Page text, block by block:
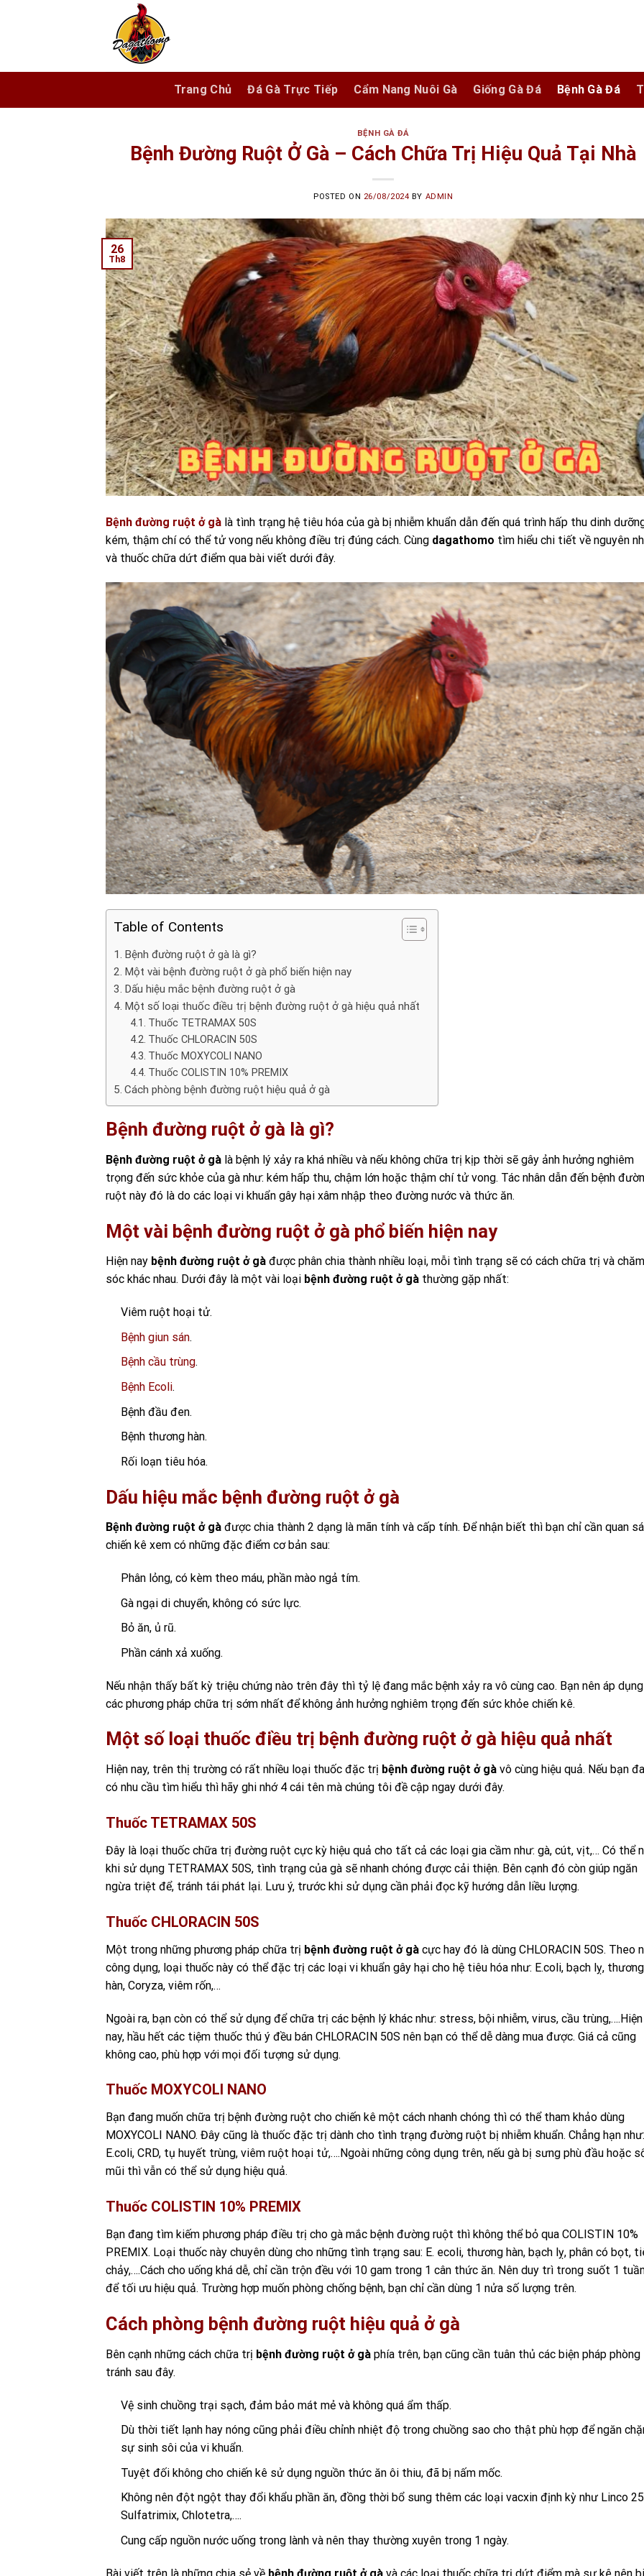
Trang Chủ Đá Gà Trực Tiếp Cẩm Nang Nuôi Gà Giống Gà Đá Bệnh Gà Đá
BỆNH GÀ ĐÁ
Bệnh Đường Ruột Ở Gà – Cách Chữa Trị Hiệu Quả Tại Nhà
POSTED ON 26/08/2024 BY ADMIN
26
Th8
Bệnh đường ruột ở gà là tình trạng hệ tiêu hóa của gà bị nhiễm khuẩn dẫn đến quá trình hấp thu dinh
kém, thậm chí có thể tử vong nếu không điều trị đúng cách. Cùng dagathomo tìm hiểu chi tiết về nguyên
và thuốc chữa dứt điểm qua bài viết dưới đây.
Table of Contents
Bệnh đường ruột ở gà là gì?
Một vài bệnh đường ruột ở gà phổ biến hiện nay
Dấu hiệu mắc bệnh đường ruột ở gà
Một số loại thuốc điều trị bệnh đường ruột ở gà hiệu quả nhất
Thuốc TETRAMAX 50S
Thuốc CHLORACIN 50S
Thuốc MOXYCOLI NANO
Thuốc COLISTIN 10% PREMIX
Cách phòng bệnh đường ruột hiệu quả ở gà
Bệnh đường ruột ở gà là gì?
Bệnh đường ruột ở gà là bệnh lý xảy ra khá nhiều và nếu không chữa trị kịp thời sẽ gây ảnh hưởng nghiêm
trọng đến sức khỏe của gà như: kém hấp thu, chậm lớn hoặc thậm chí tử vong. Tác nhân dẫn đến bệnh
ruột này đó là do các loại vi khuẩn gây hại xâm nhập theo đường nước và thức ăn.
Một vài bệnh đường ruột ở gà phổ biến hiện nay
Hiện nay bệnh đường ruột ở gà được phân chia thành nhiều loại, mỗi tình trạng sẽ có cách chữa trị và chăm
sóc khác nhau. Dưới đây là một vài loại bệnh đường ruột ở gà thường gặp nhất:
Viêm ruột hoại tử.
Bệnh giun sán.
Bệnh cầu trùng.
Bệnh Ecoli.
Bệnh đầu đen.
Bệnh thương hàn.
Rối loạn tiêu hóa.
Dấu hiệu mắc bệnh đường ruột ở gà
Bệnh đường ruột ở gà được chia thành 2 dạng là mãn tính và cấp tính. Để nhận biết thì bạn chỉ cần quan
chiến kê xem có những đặc điểm cơ bản sau:
Phân lỏng, có kèm theo máu, phần mào ngả tím.
Gà ngại di chuyển, không có sức lực.
Bỏ ăn, ủ rũ.
Phần cánh xả xuống.
Nếu nhận thấy bất kỳ triệu chứng nào trên đây thì tỷ lệ đang mắc bệnh xảy ra vô cùng cao. Bạn nên áp dụng
các phương pháp chữa trị sớm nhất để không ảnh hưởng nghiêm trọng đến sức khỏe chiến kê.
Một số loại thuốc điều trị bệnh đường ruột ở gà hiệu quả nhất
Hiện nay, trên thị trường có rất nhiều loại thuốc đặc trị bệnh đường ruột ở gà vô cùng hiệu quả. Nếu bạn
có nhu cầu tìm hiểu thì hãy ghi nhớ 4 cái tên mà chúng tôi đề cập ngay dưới đây.
Thuốc TETRAMAX 50S
Đây là loại thuốc chữa trị đường ruột cực kỳ hiệu quả cho tất cả các loại gia cầm như: gà, cút, vịt,… Có thể
khi sử dụng TETRAMAX 50S, tình trạng của gà sẽ nhanh chóng được cải thiện. Bên cạnh đó còn giúp ngăn
ngừa triệt để, tránh tái phát lại. Lưu ý, trước khi sử dụng cần phải đọc kỹ hướng dẫn liều lượng.
Thuốc CHLORACIN 50S
Một trong những phương pháp chữa trị bệnh đường ruột ở gà cực hay đó là dùng CHLORACIN 50S. Theo
công dụng, loại thuốc này có thể đặc trị các loại vi khuẩn gây hại cho hệ tiêu hóa như: E.coli, bạch lỵ, thương
hàn, Coryza, viêm rốn,…
Ngoài ra, bạn còn có thể sử dụng để chữa trị các bệnh lý khác như: stress, bội nhiễm, virus, cầu trùng,….Hiện
nay, hầu hết các tiệm thuốc thú ý đều bán CHLORACIN 50S nên bạn có thể dễ dàng mua được. Giá cả cũng
không cao, phù hợp với mọi đối tượng sử dụng.
Thuốc MOXYCOLI NANO
Bạn đang muốn chữa trị bệnh đường ruột cho chiến kê một cách nhanh chóng thì có thể tham khảo dùng
MOXYCOLI NANO. Đây cũng là thuốc đặc trị dành cho tình trạng đường ruột bị nhiễm khuẩn. Chẳng hạn như:
E.coli, CRD, tụ huyết trùng, viêm ruột hoại tử,….Ngoài những công dụng trên, nếu gà bị sưng phù đầu hoặc
mũi thì vẫn có thể sử dụng hiệu quả.
Thuốc COLISTIN 10% PREMIX
Bạn đang tìm kiếm phương pháp điều trị cho gà mắc bệnh đường ruột thì không thể bỏ qua COLISTIN 10%
PREMIX. Loại thuốc này chuyên dùng cho những tình trạng sau: E. ecoli, thương hàn, bạch lỵ, phân có bọt,
chảy,….Cách cho uống khá dễ, chỉ cần trộn đều với 10 gam trong 1 cân thức ăn. Nên duy trì trong suốt 1
để tối ưu hiệu quả. Trường hợp muốn phòng chống bệnh, bạn chỉ cần dùng 1 nửa số lượng trên.
Cách phòng bệnh đường ruột hiệu quả ở gà
Bên cạnh những cách chữa trị bệnh đường ruột ở gà phía trên, bạn cũng cần tuân thủ các biện pháp phòng
tránh sau đây.
Vệ sinh chuồng trại sạch, đảm bảo mát mẻ và không quá ẩm thấp.
Dù thời tiết lạnh hay nóng cũng phải điều chỉnh nhiệt độ trong chuồng sao cho thật phù hợp để ngăn
sự sinh sôi của vi khuẩn.
Tuyệt đối không cho chiến kê sử dụng nguồn thức ăn ôi thiu, đã bị nấm mốc.
Không nên đột ngột thay đổi khẩu phần ăn, đồng thời bổ sung thêm các loại vacxin định kỳ như Linco
Sulfatrimix, Chlotetra,….
Cung cấp nguồn nước uống trong lành và nên thay thường xuyên trong 1 ngày.